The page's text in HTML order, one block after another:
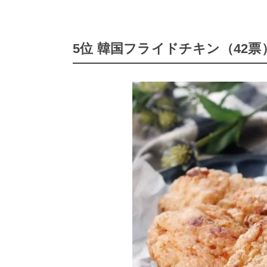
5位 韓国フライドチキン（42票